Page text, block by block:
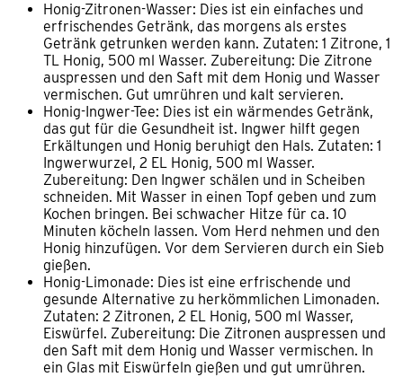
Honig-Zitronen-Wasser: Dies ist ein einfaches und
erfrischendes Getränk, das morgens als erstes
Getränk getrunken werden kann. Zutaten: 1 Zitrone, 1
TL Honig, 500 ml Wasser. Zubereitung: Die Zitrone
auspressen und den Saft mit dem Honig und Wasser
vermischen. Gut umrühren und kalt servieren.
Honig-Ingwer-Tee: Dies ist ein wärmendes Getränk,
das gut für die Gesundheit ist. Ingwer hilft gegen
Erkältungen und Honig beruhigt den Hals. Zutaten: 1
Ingwerwurzel, 2 EL Honig, 500 ml Wasser.
Zubereitung: Den Ingwer schälen und in Scheiben
schneiden. Mit Wasser in einen Topf geben und zum
Kochen bringen. Bei schwacher Hitze für ca. 10
Minuten köcheln lassen. Vom Herd nehmen und den
Honig hinzufügen. Vor dem Servieren durch ein Sieb
gießen.
Honig-Limonade: Dies ist eine erfrischende und
gesunde Alternative zu herkömmlichen Limonaden.
Zutaten: 2 Zitronen, 2 EL Honig, 500 ml Wasser,
Eiswürfel. Zubereitung: Die Zitronen auspressen und
den Saft mit dem Honig und Wasser vermischen. In
ein Glas mit Eiswürfeln gießen und gut umrühren.